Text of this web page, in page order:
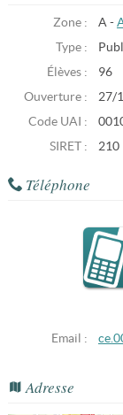
Zone : A -
Type :
Élèves :
96
Ouverture :
27/
Code UAI :
SIRET :
210
Téléphone
Email :
Adresse